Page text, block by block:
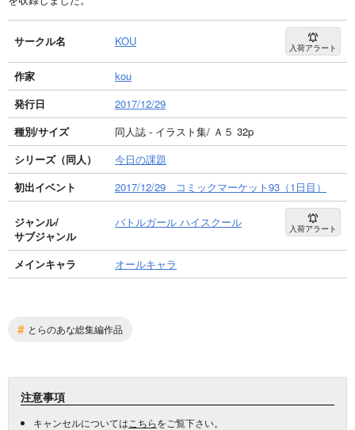
サークル名 KOU 入荷アラート
作家
kou
発行日
2017/12/29
種別/サイズ
同人誌 - イラスト集/ Ａ５ 32p
シリーズ（同人）
今日の課題
初出イベント
2017/12/29 コミックマーケット93（1日目）
ジャンル/
サブジャンル
バトルガール ハイスクール 入荷アラート
メインキャラ オールキャラ
# とらのあな総集編作品
注意事項
キャンセルについては こちらをご覧下さい。